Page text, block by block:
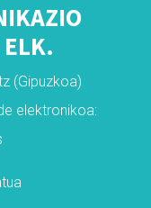
ELK.
(Gipuzkoa)
elektronikoa: